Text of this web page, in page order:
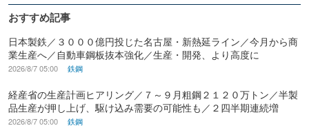
おすすめ記事
日本製鉄／３０００億円投じた名古屋・新熱延ライン／今月から商
業生産へ／自動車鋼板抜本強化／生産・開発、より高度に
2026/8/7 05:00 鉄鋼
経産省の生産計画ヒアリング／７～９月粗鋼２１２０万トン／半製
品生産が押し上げ、駆け込み需要の可能性も／２四半期連続増
2026/8/7 05:00 鉄鋼